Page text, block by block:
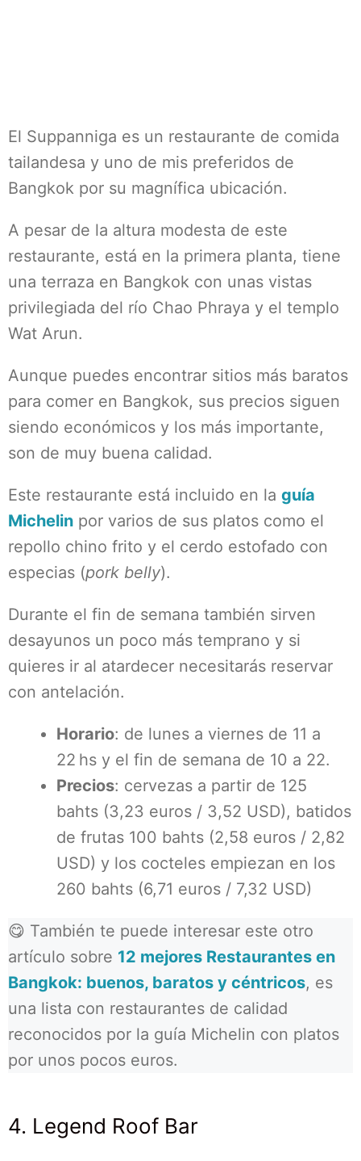
El Suppanniga es un restaurante de comida
tailandesa y uno de mis preferidos de
Bangkok por su magnífica ubicación.
A pesar de la altura modesta de este
restaurante, está en la primera planta, tiene
una terraza en Bangkok con unas vistas
privilegiada del río Chao Phraya y el templo
Wat Arun.
Aunque puedes encontrar sitios más baratos
para comer en Bangkok, sus precios siguen
siendo económicos y los más importante,
son de muy buena calidad.
Este restaurante está incluido en la guía
Michelin por varios de sus platos como el
repollo chino frito y el cerdo estofado con
especias (pork belly).
Durante el fin de semana también sirven
desayunos un poco más temprano y si
quieres ir al atardecer necesitarás reservar
con antelación.
Horario: de lunes a viernes de 11 a
22 hs y el fin de semana de 10 a 22.
Precios: cervezas a partir de 125
bahts (3,23 euros / 3,52 USD), batidos
de frutas 100 bahts (2,58 euros / 2,82
USD) y los cocteles empiezan en los
260 bahts (6,71 euros / 7,32 USD)
😋 También te puede interesar este otro
artículo sobre 12 mejores Restaurantes en
Bangkok: buenos, baratos y céntricos, es
una lista con restaurantes de calidad
reconocidos por la guía Michelin con platos
por unos pocos euros.
4. Legend Roof Bar